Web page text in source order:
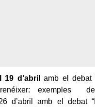
19 d’abril
amb el debat
exemples
d’abril amb el debat